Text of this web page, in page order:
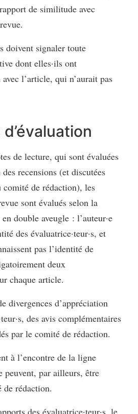
de similitude avec
doivent signaler toute
dont elles·ils ont
l’article, qui n’aurait pas
de lecture, qui sont évaluées
recensions (et discutées
comité de rédaction), les
sont évalués selon la
double aveugle : l’auteur·e
des évaluatrice·teur·s, et
pas l’identité de
deux
chaque article.
divergences d’appréciation
des avis complémentaires
par le comité de rédaction.
à l’encontre de la ligne
peuvent, par ailleurs, être
de rédaction.
des évaluatrice·teur·s, le